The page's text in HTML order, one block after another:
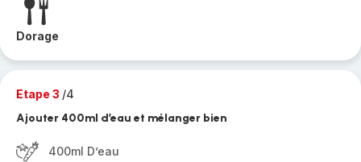
Dorage
Etape 3 /4
Ajouter 400ml d’eau et mélanger bien
400ml D’eau